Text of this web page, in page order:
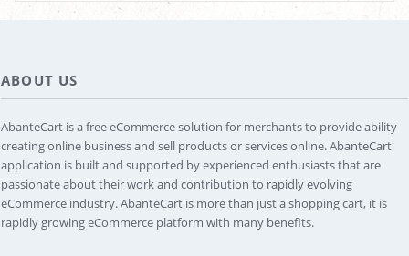
ABOUT US
AbanteCart is a free eCommerce solution for merchants to provide ability
creating online business and sell products or services online. AbanteCart
application is built and supported by experienced enthusiasts that are
passionate about their work and contribution to rapidly evolving
eCommerce industry. AbanteCart is more than just a shopping cart, it is
rapidly growing eCommerce platform with many benefits.